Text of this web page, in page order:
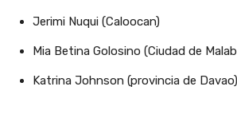
Jerimi Nuqui (Caloocan)
Mia Betina Golosino (Ciudad de
Katrina Johnson (provincia de Davao)